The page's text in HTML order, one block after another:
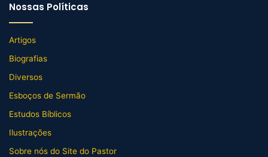
Nossas Políticas
Artigos
Biografias
Diversos
Esboços de Sermão
Estudos Bíblicos
Ilustrações
Sobre nós do Site do Pastor